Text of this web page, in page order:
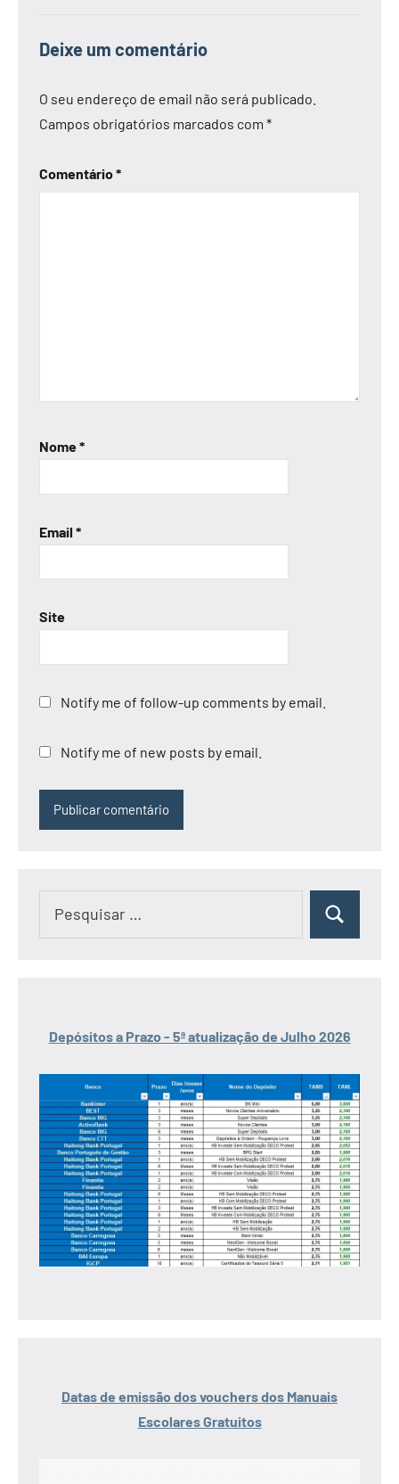
Deixe um comentário
O seu endereço de email não será publicado.
Campos obrigatórios marcados com *
Comentário*
Nome*
Email *
Site
Notify me of follow-up comments by email.
Notify me of new posts by email.
Pesquisar
Depósitos a Prazo - 5ª atualização de Julho 2026
Datas de emissão dos vouchers dos Manuais
Escolares Gratuitos